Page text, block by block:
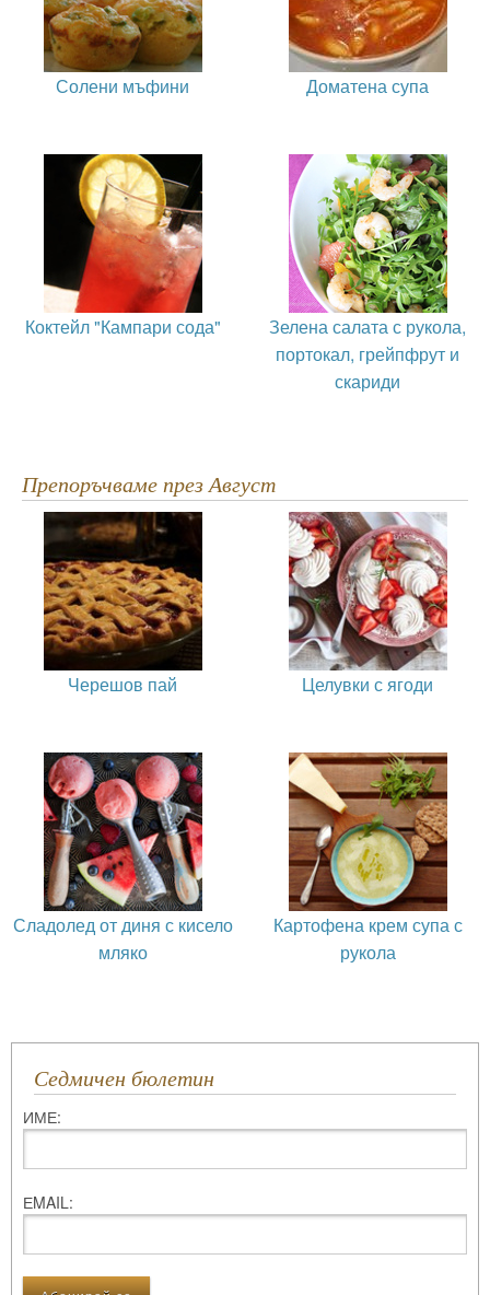
Солени мъфини Доматена супа
Коктейл "Кампари сода"
Зелена салата с рукола,
портокал, грейпфрут и
скариди
Препоръчваме през Август
Черешов пай Целувки с ягоди
Сладолед от диня с кисело
мляко
Картофена крем супа с
рукола
Седмичен бюлетин
ИМЕ:
ЕMAIL: